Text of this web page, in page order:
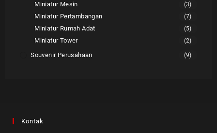
Miniatur Mesin (3)
Miniatur Pertambangan (7)
Miniatur Rumah Adat (5)
Miniatur Tower (2)
Souvenir Perusahaan (9)
Kontak